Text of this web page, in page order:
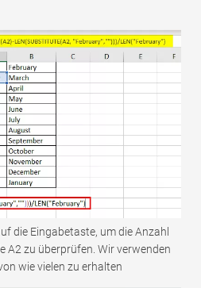
die Eingabetaste, um die Anzahl
A2 zu überprüfen. Wir verwenden
wie vielen zu erhalten